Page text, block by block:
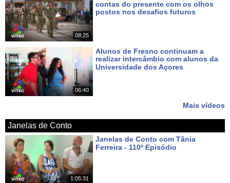
08:25
contas do presente com os olhos
postos nos desafios futuros
06:40
Alunos de Fresno continuam a
realizar intercâmbio com alunos da
Universidade dos Açores
Mais vídeos
Janelas de Conto
1:05:31
Janelas de Conto com Tânia
Ferreira - 110º Episódio